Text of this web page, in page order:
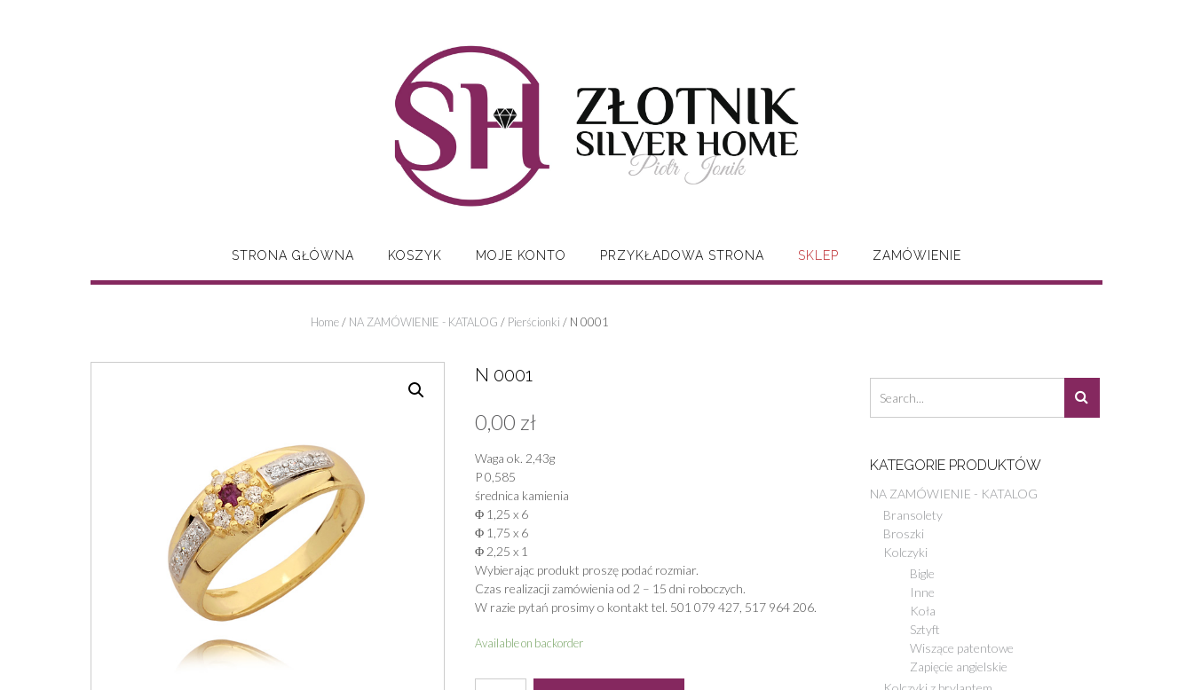
STRONA GŁÓWNA KOSZYK MOJE KONTO PRZYKŁADOWA STRONA SKLEP ZAMÓWIENIE
Home/ NA ZAMÓWIENIE - KATALOG / Pierścionki / N 0001
N 0001
0,00 zł
Waga ok. 2,43g
P 0,585
średnica kamienia
Φ 1,25 x 6
Φ 1,75 x 6
Φ 2,25 x 1
Wybierając produkt proszę podać rozmiar.
Czas realizacji zamówienia od 2 – 15 dni roboczych.
W razie pytań prosimy o kontakt tel. 501 079 427, 517 964 206.
Available on backorder
KATEGORIE PRODUKTÓW
NA ZAMÓWIENIE - KATALOG
Bransolety
Broszki
Kolczyki
Bigle
Inne
Koła
Sztyft
Wiszące patentowe
Zapięcie angielskie